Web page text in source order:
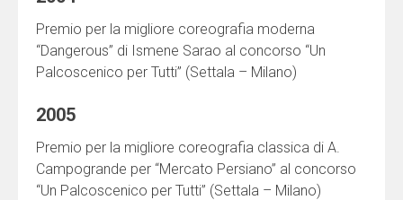
Premio per la migliore coreografia moderna
“Dangerous” di Ismene Sarao al concorso “Un
Palcoscenico per Tutti” (Settala – Milano)
2005
Premio per la migliore coreografia classica di A.
Campogrande per “Mercato Persiano” al concorso
“Un Palcoscenico per Tutti” (Settala – Milano)